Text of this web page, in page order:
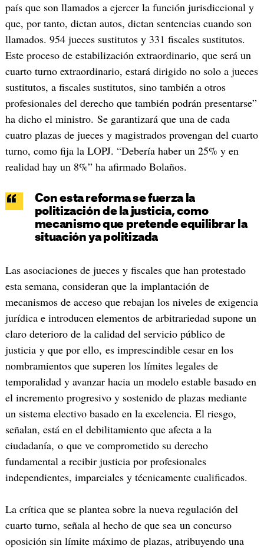
país que son llamados a ejercer la función jurisdiccional y
que, por tanto, dictan autos, dictan sentencias cuando son
llamados. 954 jueces sustitutos y 331 fiscales sustitutos.
Este proceso de estabilización extraordinario, que será un
cuarto turno extraordinario, estará dirigido no solo a jueces
sustitutos, a fiscales sustitutos, sino también a otros
profesionales del derecho que también podrán presentarse”
ha dicho el ministro. Se garantizará que una de cada
cuatro plazas de jueces y magistrados provengan del cuarto
turno, como fija la LOPJ. “Debería haber un 25% y en
realidad hay un 8%” ha afirmado Bolaños.
Con esta reforma se fuerza la
politización de la justicia, como
mecanismo que pretende equilibrar la
situación ya politizada
Las asociaciones de jueces y fiscales que han protestado
esta semana, consideran que la implantación de
mecanismos de acceso que rebajan los niveles de exigencia
jurídica e introducen elementos de arbitrariedad supone un
claro deterioro de la calidad del servicio público de
justicia y que por ello, es imprescindible cesar en los
nombramientos que superen los límites legales de
temporalidad y avanzar hacia un modelo estable basado en
el incremento progresivo y sostenido de plazas mediante
un sistema electivo basado en la excelencia. El riesgo,
señalan, está en el debilitamiento que afecta a la
ciudadanía, o que ve comprometido su derecho
fundamental a recibir justicia por profesionales
independientes, imparciales y técnicamente cualificados.
La crítica que se plantea sobre la nueva regulación del
cuarto turno, señala al hecho de que sea un concurso
oposición sin límite máximo de plazas, atribuyendo una